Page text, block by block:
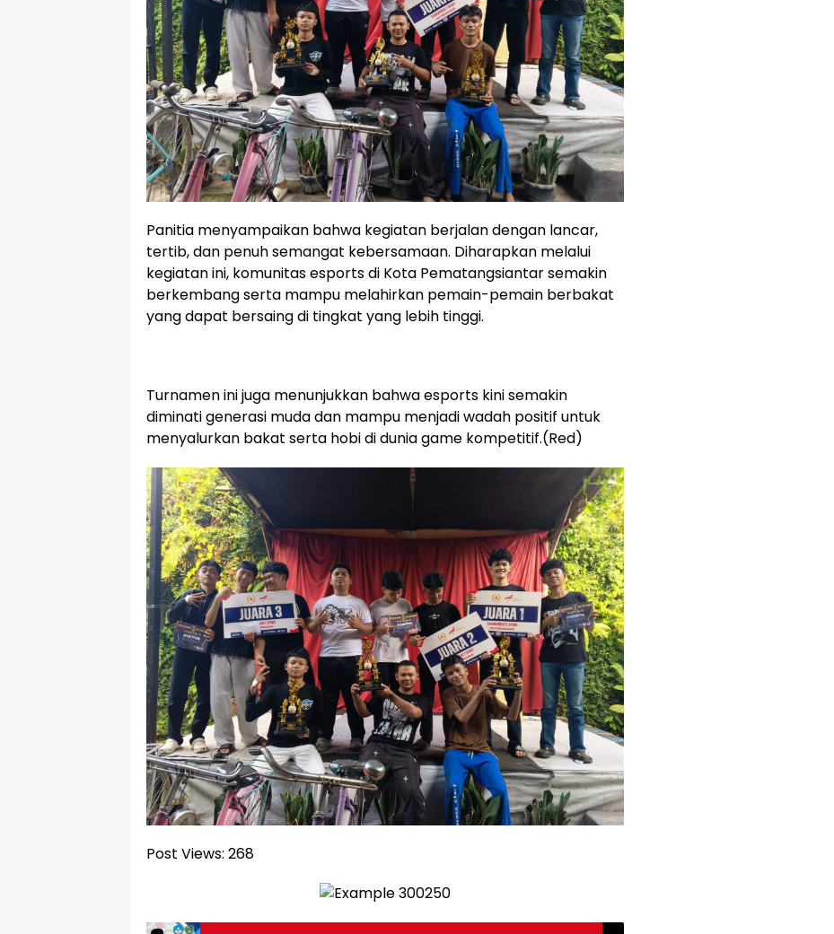
Panitia menyampaikan bahwa kegiatan berjalan dengan lancar,
tertib, dan penuh semangat kebersamaan. Diharapkan melalui
kegiatan ini, komunitas esports di Kota Pematangsiantar semakin
berkembang serta mampu melahirkan pemain-pemain berbakat
yang dapat bersaing di tingkat yang lebih tinggi.
Turnamen ini juga menunjukkan bahwa esports kini semakin
diminati generasi muda dan mampu menjadi wadah positif untuk
menyalurkan bakat serta hobi di dunia game kompetitif.(Red)
Post Views: 268